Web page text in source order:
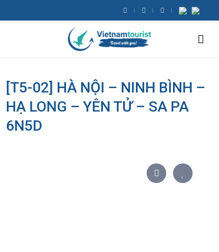
[T5-02] HÀ NỘI – NINH BÌNH –
HẠ LONG – YÊN TỬ – SA PA
6N5D